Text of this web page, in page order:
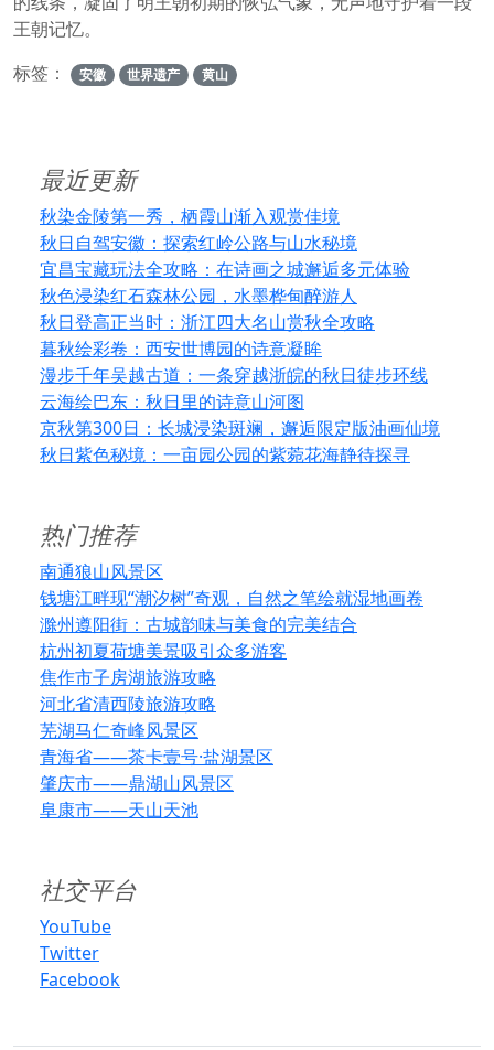
王朝记忆。
标签：
安徽 世界遗产 黄山
最近更新
秋染金陵第一秀，栖霞山渐入观赏佳境
秋日自驾安徽：探索红岭公路与山水秘境
宜昌宝藏玩法全攻略：在诗画之城邂逅多元体验
秋色浸染红石森林公园，水墨桦甸醉游人
秋日登高正当时：浙江四大名山赏秋全攻略
暮秋绘彩卷：西安世博园的诗意凝眸
漫步千年吴越古道：一条穿越浙皖的秋日徒步环线
云海绘巴东：秋日里的诗意山河图
京秋第300日：长城浸染斑斓，邂逅限定版油画仙境
秋日紫色秘境：一亩园公园的紫菀花海静待探寻
热门推荐
南通狼山风景区
钱塘江畔现“潮汐树”奇观，自然之笔绘就湿地画卷
滁州遵阳街：古城韵味与美食的完美结合
杭州初夏荷塘美景吸引众多游客
焦作市子房湖旅游攻略
河北省清西陵旅游攻略
芜湖马仁奇峰风景区
青海省——茶卡壹号·盐湖景区
肇庆市——鼎湖山风景区
阜康市——天山天池
社交平台
YouTube
Twitter
Facebook